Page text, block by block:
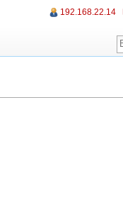
192.168.22.14